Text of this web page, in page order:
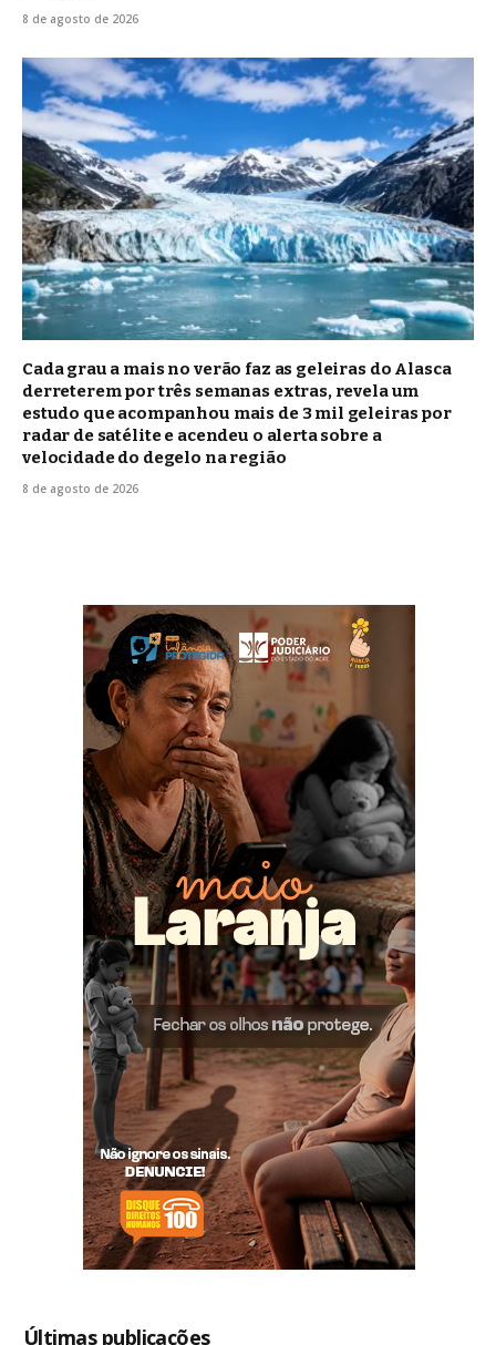
8 de agosto de 2026
Cada grau a mais no verão faz as geleiras do Alasca
derreterem por três semanas extras, revela um
estudo que acompanhou mais de 3 mil geleiras por
radar de satélite e acendeu o alerta sobre a
velocidade do degelo na região
8 de agosto de 2026
Últimas publicações